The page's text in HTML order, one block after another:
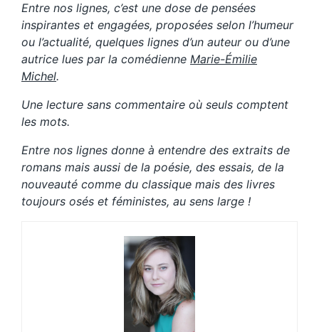
Entre nos lignes, c’est une dose de pensées
inspirantes et engagées, proposées selon l’humeur
ou l’actualité, quelques lignes d’un auteur ou d’une
autrice lues par la comédienne Marie-Émilie
Michel.
Une lecture sans commentaire où seuls comptent
les mots.
Entre nos lignes donne à entendre des extraits de
romans mais aussi de la poésie, des essais, de la
nouveauté comme du classique mais des livres
toujours osés et féministes, au sens large !